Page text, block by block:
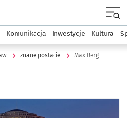
wroclaw.pl
Komunikacja Inwestycje Kultura
znane postacie Max Berg